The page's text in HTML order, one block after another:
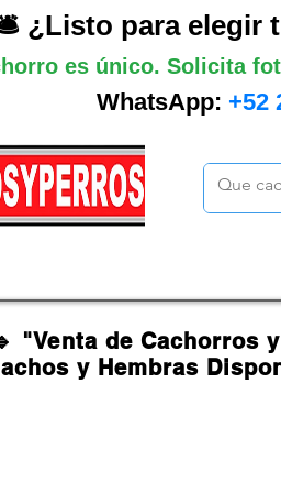
¿Listo para elegir
es único. Solicita
WhatsApp: +52
"Venta de Cachorros
y Hembras